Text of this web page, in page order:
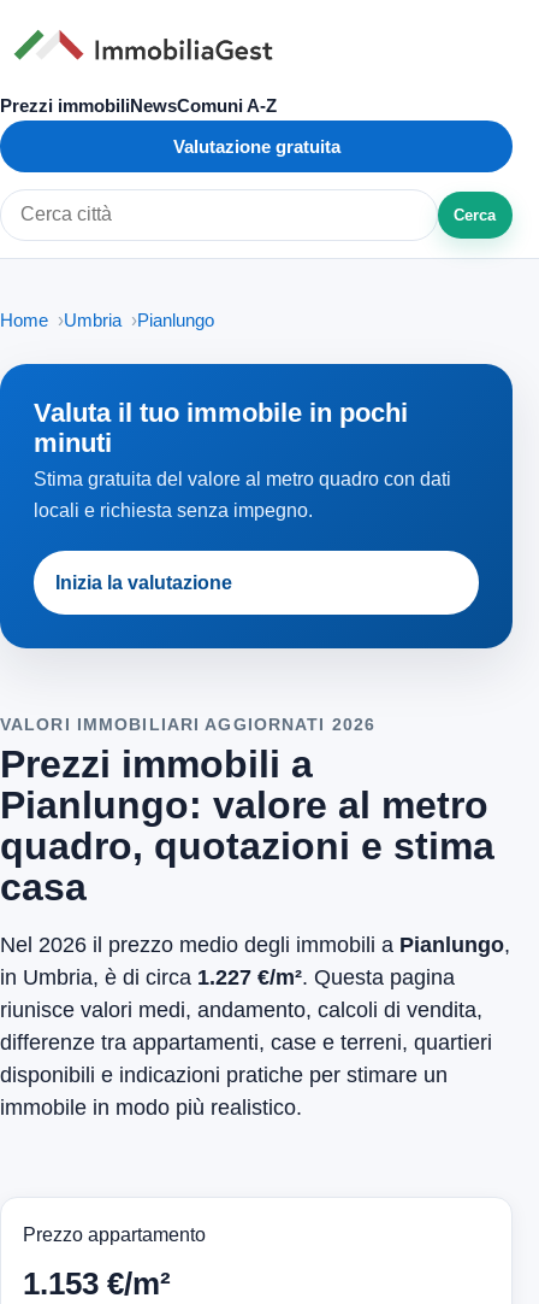
Prezzi immobiliNewsComuni A-Z
Valutazione gratuita
Cerca città o zona
Cerca
Home Umbria Pianlungo
Valuta il tuo immobile in pochi
minuti
Stima gratuita del valore al metro quadro con dati
locali e richiesta senza impegno.
Inizia la valutazione
VALORI IMMOBILIARI AGGIORNATI 2026
Prezzi immobili a
Pianlungo: valore al metro
quadro, quotazioni e stima
casa
Nel 2026 il prezzo medio degli immobili a Pianlungo,
in Umbria, è di circa 1.227 €/m². Questa pagina
riunisce valori medi, andamento, calcoli di vendita,
differenze tra appartamenti, case e terreni, quartieri
disponibili e indicazioni pratiche per stimare un
immobile in modo più realistico.
Prezzo appartamento
1.153 €/m²